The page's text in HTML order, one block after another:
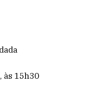
às 15h30